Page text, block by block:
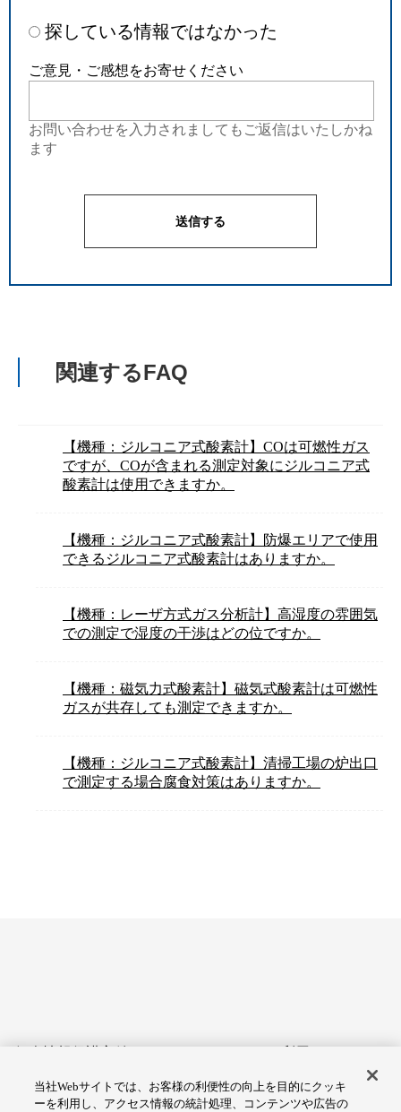
探している情報ではなかった
ご意見・ご感想をお寄せください
お問い合わせを入力されましてもご返信はいたしかね
ます
関連するFAQ
【機種：ジルコニア式酸素計】COは可燃性ガス
ですが、COが含まれる測定対象にジルコニア式
酸素計は使用できますか。
【機種：ジルコニア式酸素計】防爆エリアで使用
できるジルコニア式酸素計はありますか。
【機種：レーザ方式ガス分析計】高湿度の雰囲気
での測定で湿度の干渉はどの位ですか。
【機種：磁気力式酸素計】磁気式酸素計は可燃性
ガスが共存しても測定できますか。
【機種：ジルコニア式酸素計】清掃工場の炉出口
で測定する場合腐食対策はありますか。
アクセシビリティへの対応
Cookie設定
当社Webサイトでは、お客様の利便性の向上を目的にクッキ
ーを利用し、アクセス情報の統計処理、コンテンツや広告の